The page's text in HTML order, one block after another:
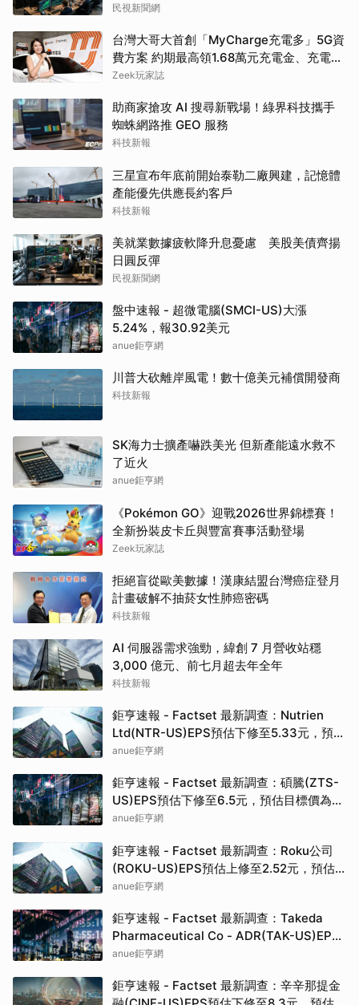
民視新聞網
台灣大哥大首創「MyCharge充電多」5G資
費方案 約期最高領1.68萬元充電金、充電最
高89折
Zeek玩家誌
助商家搶攻 AI 搜尋新戰場！綠界科技攜手
蜘蛛網路推 GEO 服務
科技新報
三星宣布年底前開始泰勒二廠興建，記憶體
產能優先供應長約客戶
科技新報
美就業數據疲軟降升息憂慮 美股美債齊揚
日圓反彈
民視新聞網
盤中速報 - 超微電腦(SMCI-US)大漲
5.24%，報30.92美元
anue鉅亨網
川普大砍離岸風電！數十億美元補償開發商
科技新報
SK海力士擴產嚇跌美光 但新產能遠水救不
了近火
anue鉅亨網
《Pokémon GO》迎戰2026世界錦標賽！
全新扮裝皮卡丘與豐富賽事活動登場
Zeek玩家誌
拒絕盲從歐美數據！漢康結盟台灣癌症登月
計畫破解不抽菸女性肺癌密碼
科技新報
AI 伺服器需求強勁，緯創 7 月營收站穩
3,000 億元、前七月超去年全年
科技新報
鉅亨速報 - Factset 最新調查：Nutrien
Ltd(NTR-US)EPS預估下修至5.33元，預估
目標價為80.00元
anue鉅亨網
鉅亨速報 - Factset 最新調查：碩騰(ZTS-
US)EPS預估下修至6.5元，預估目標價為
90.00元
anue鉅亨網
鉅亨速報 - Factset 最新調查：Roku公司
(ROKU-US)EPS預估上修至2.52元，預估
目標價為160.00元
anue鉅亨網
鉅亨速報 - Factset 最新調查：Takeda
Pharmaceutical Co - ADR(TAK-US)EPS
預估上修至0.37元，預估目標價為19.82元
anue鉅亨網
鉅亨速報 - Factset 最新調查：辛辛那提金